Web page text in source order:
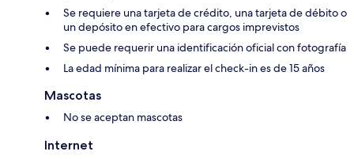
Se requiere una tarjeta de crédito, una tarjeta de débito o
un depósito en efectivo para cargos imprevistos
Se puede requerir una identificación oficial con fotografía
La edad mínima para realizar el check-in es de 15 años
Mascotas
No se aceptan mascotas
Internet